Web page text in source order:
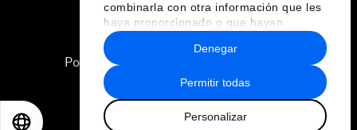
combinarla con otra información que les
haya proporcionado o que hayan
recopilado a partir del uso que haya
hecho de sus servicios.
Permitir todas
Personalizar
Denegar
Política de privacidad y normas de uso
Sitemap
2026 Foro Económico Mundial